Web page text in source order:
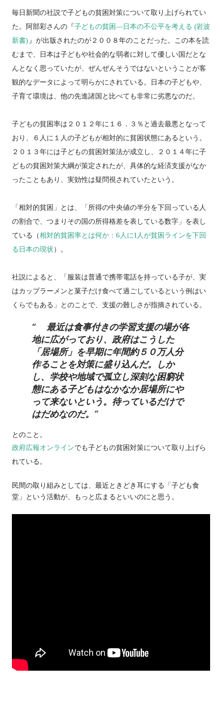
毎日新聞の社説で子どもの貧困対策について取り上げられてい
た。阿部彩さんの『子どもの貧困―日本の不公平を考える (岩波
新書)』が出版されたのが２００８年のことだった。この本を読
むまで、日本は子どもや社会的な弱者に対して優しい国だとな
んとなく思っていたが、ぜんぜんそうではないということが客
観的なデータによって明らかにされている。日本の子どもや、
子育て環境は、他の先進諸国と比べても非常に劣悪なのだ。
子どもの貧困率は２０１２年に１６．３％と過去最悪となって
おり、６人に１人の子どもが相対的に貧困状態にあるという。
２０１３年には子どもの貧困対策法が成立し、２０１４年に子
どもの貧困対策大綱が策定されたが、具体的な経済支援がなか
ったこともあり、実効性は疑問視されていたという。
「相対的貧困」とは、「所得の中央値の半分を下回っている人
の割合で、つまりその国の所得格差を表している数字」を表し
ている（相対的貧困率とは何か：6人に1人が貧困ラインを下回
る日本の現状）。
社説によると、「服装は普通で携帯電話を持っている子が、実
はカップラーメンと菓子だけ食べて過ごしているという例はい
くらでもある」とのことで、支援の難しさが指摘されている。
最近は食事付きの学習支援の場が各
地に広がっており、政府はこうした
「居場所」を早期に年間約５０万人分
作ることを対策に盛り込んだ。しか
し、学校や地域で孤立し深刻な困窮状
態にある子どもはなかなか居場所にや
って来ないという。待っているだけで
はだめなのだ。
とのこと。
政府広報オンラインでも子どもの貧困対策について取り上げら
れている。
民間の取り組みとしては、最近ときどき耳にする「子ども食
堂」という活動が、もっと広まるといいのにと思う。